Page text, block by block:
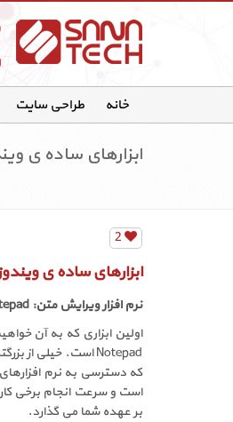
خانه طراحی سایت
ابزارهای ساده ی
2
ابزارهای ساده ی
نرم افزار ویرایش متن:
اولین ابزاری که به آن
Notepadاست. خیلی از
که دسترسی به نرم
است و سرعت انجام برخی
بر عهده شما می گذارد.